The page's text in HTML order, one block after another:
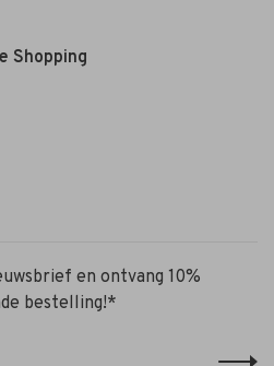
Shopping
en ontvang 10%
bestelling!*